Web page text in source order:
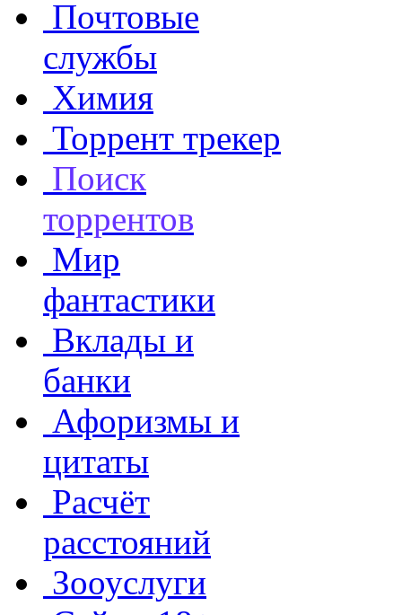
Почтовые
службы
Химия
Торрент трекер
Поиск
торрентов
Мир
фантастики
Вклады и
банки
Афоризмы и
цитаты
Расчёт
расстояний
Зооуслуги